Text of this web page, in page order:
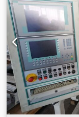
dentado interior y
coronamiento,
Inspección de
aligeramiento
Corrección de
hasta 0,2 mm de
engranajes sinfín
portapieza, equipo